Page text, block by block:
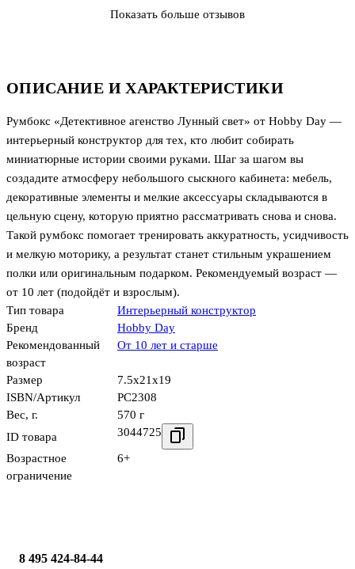
ОПИСАНИЕ И ХАРАКТЕРИСТИКИ
Румбокс «Детективное агенство Лунный свет» от Hobby Day —
интерьерный конструктор для тех, кто любит собирать
миниатюрные истории своими руками. Шаг за шагом вы
создадите атмосферу небольшого сыскного кабинета: мебель,
декоративные элементы и мелкие аксессуары складываются в
цельную сцену, которую приятно рассматривать снова и снова.
Такой румбокс помогает тренировать аккуратность, усидчивость
и мелкую моторику, а результат станет стильным украшением
полки или оригинальным подарком. Рекомендуемый возраст —
от 10 лет (подойдёт и взрослым).
Тип товара
Интерьерный конструктор
Бренд
Hobby Day
Рекомендованный
возраст
От 10 лет и старше
Размер
7.5x21x19
ISBN/Артикул
PC2308
Вес, г.
570 г
ID товара
3044725
Возрастное
ограничение
6+
Показать больше отзывов
8 495 424-84-44